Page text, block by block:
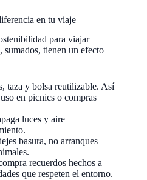
en tu viaje
para viajar
sumados, tienen un efecto
taza y bolsa reutilizable. Así
en picnics o compras
luces y aire
basura, no arranques
recuerdos hechos a
que respeten el entorno.